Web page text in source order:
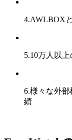
4.AWLBOX
5.10万人以
6.様々な外
績